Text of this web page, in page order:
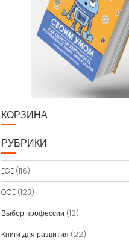
КОРЗИНА
РУБРИКИ
EGE(116)
OGE(123)
Выбор профессии (12)
Книги для развития (22)